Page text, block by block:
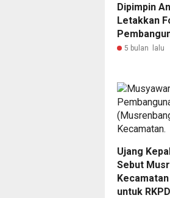
Dipimpin
Letakkan
5 bulan lalu
Ujang
Sebut
untuk